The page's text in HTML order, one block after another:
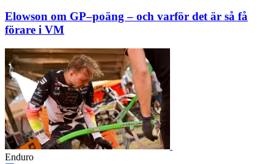
Elowson om GP–poäng – och varför det är så få
förare i VM
Enduro